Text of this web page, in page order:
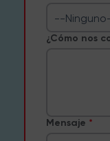
--
¿Cómo nos
Mensaje